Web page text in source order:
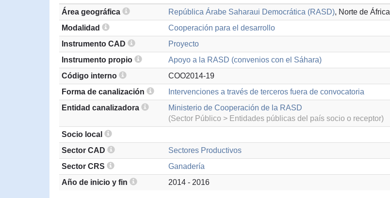
Área geográfica
República Árabe Saharaui Democrática (RASD), Norte de África
Modalidad
Cooperación para el desarrollo
Instrumento CAD
Proyecto
Instrumento propio
Apoyo a la RASD (convenios con el Sáhara)
Código interno
COO2014-19
Forma de canalización
Intervenciones a través de terceros fuera de convocatoria
Entidad canalizadora
Ministerio de Cooperación de la RASD
(Sector Público > Entidades públicas del país socio o receptor)
Socio local
Sector CAD
Sectores Productivos
Sector CRS
Ganadería
Año de inicio y fin
2014 - 2016